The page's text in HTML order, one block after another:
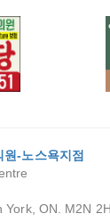
당-노스욕지점
York, ON. M2N